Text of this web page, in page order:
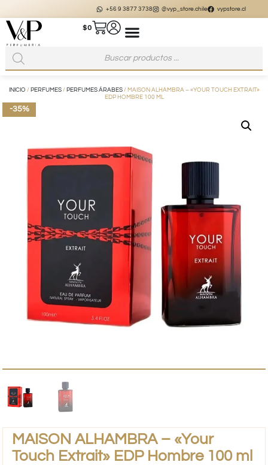
+56 9 3877 3738 @vyp_store.chile vypstore.cl
$0
INICIO / PERFUMES/ PERFUMES ÁRABES/ MAISON ALHAMBRA – «YOUR TOUCH EXTRAIT»
EDP HOMBRE 100 ML
-35%
MAISON ALHAMBRA – «Your
Touch Extrait» EDP Hombre 100 ml